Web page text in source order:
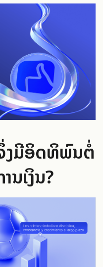
ງມີອິດທິພົນຕໍ່
ນເງິນ?